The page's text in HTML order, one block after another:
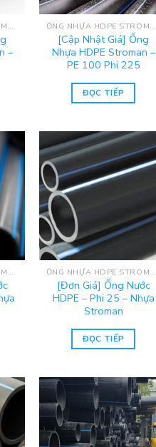
ỐNG NHỰA HDPE STROMAN
–
ỐNG NHỰA HDPE STROMAN
[Cập Nhật Giá] Ống
Nhựa HDPE Stroman –
PE 100 Phi 225
ĐỌC TIẾP
ỐNG NHỰA HDPE STROMAN ỐNG NHỰA HDPE STROMAN
[Đơn Giá] Ống Nước
HDPE – Phi 25 – Nhựa
Stroman
ĐỌC TIẾP